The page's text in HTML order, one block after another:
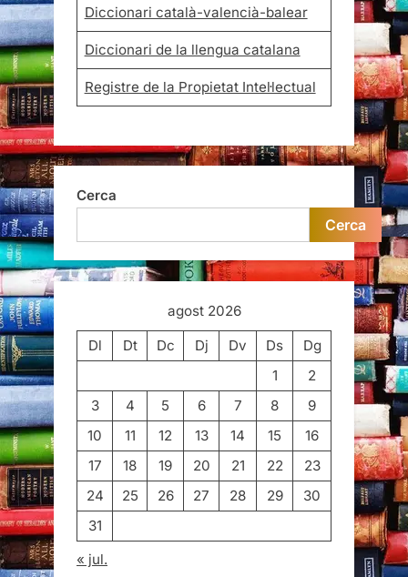
Diccionari català-valencià-balear
Diccionari de la llengua catalana
Registre de la Propietat Intel·lectual
Cerca
Cerca
agost 2026
Dl
Dt Dc Dj Dv Ds
Dg
1
2
3
4 5 6 7 8
9
10
11 12 13 14 15
16
17
18 19 20 21 22
23
24
25 26 27 28 29
30
31
« jul.